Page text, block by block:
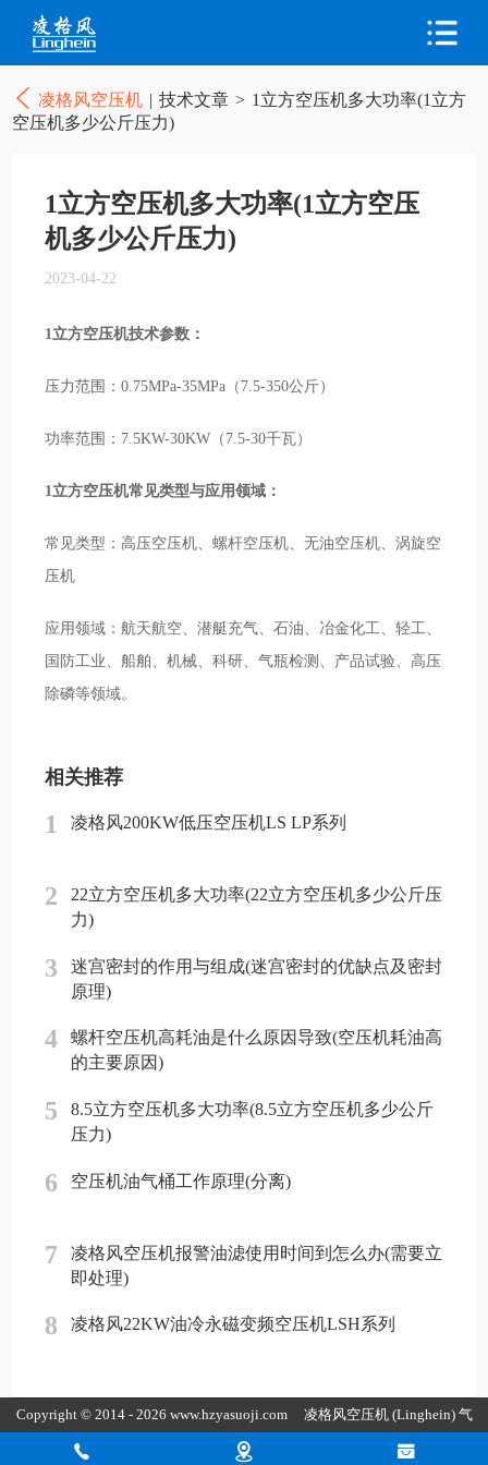
凌格风空压机 | 技术文章 > 1立方空压机多大功率(1立方
空压机多少公斤压力)
1立方空压机多大功率(1立方空压
机多少公斤压力)
2023-04-22
1立方空压机技术参数：
压力范围：0.75MPa-35MPa（7.5-350公斤）
功率范围：7.5KW-30KW（7.5-30千瓦）
1立方空压机常见类型与应用领域：
常见类型：高压空压机、螺杆空压机、无油空压机、涡旋空
压机
应用领域：航天航空、潜艇充气、石油、冶金化工、轻工、
国防工业、船舶、机械、科研、气瓶检测、产品试验、高压
除磷等领域。
相关推荐
1 凌格风200KW低压空压机LS LP系列
2
22立方空压机多大功率(22立方空压机多少公斤压
力)
3
迷宫密封的作用与组成(迷宫密封的优缺点及密封
原理)
4
螺杆空压机高耗油是什么原因导致(空压机耗油高
的主要原因)
5
8.5立方空压机多大功率(8.5立方空压机多少公斤
压力)
6 空压机油气桶工作原理(分离)
7
凌格风空压机报警油滤使用时间到怎么办(需要立
即处理)
8 凌格风22KW油冷永磁变频空压机LSH系列
Copyright © 2014 - 2026 www.hzyasuoji.com 凌格风空压机 (Linghein) 气
胜智能装备（深圳）有限公司版权所有
粤ICP备2021072975号